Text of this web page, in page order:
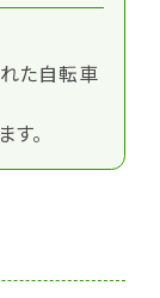
た自転車
。